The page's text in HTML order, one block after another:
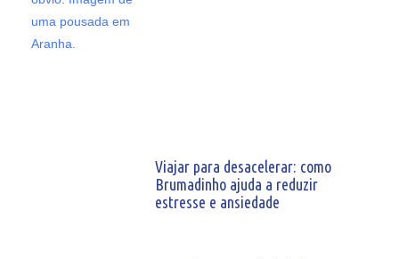
Viajar para desacelerar: como
Brumadinho ajuda a reduzir
estresse e ansiedade